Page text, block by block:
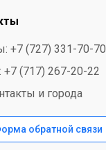
+7 (727) 331-70-70
+7 (717) 267-20-22
и города
обратной связи